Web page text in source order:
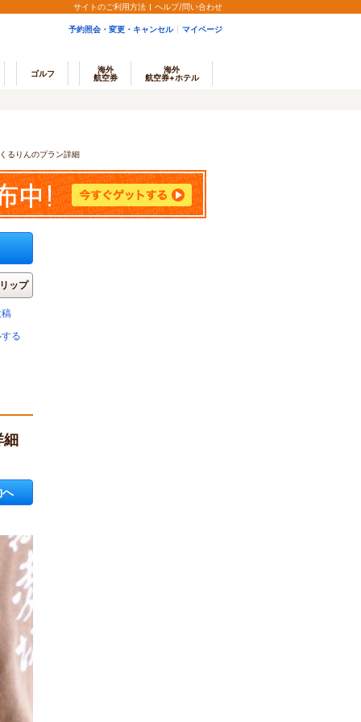
サイトのご利用方法 ヘルプ/問い合わせ
予約照会・変更・キャンセル マイページ
ゴルフ
海外
航空券
海外
航空券+ホテル
るりんのプラン詳細
ップ
る
細
へ